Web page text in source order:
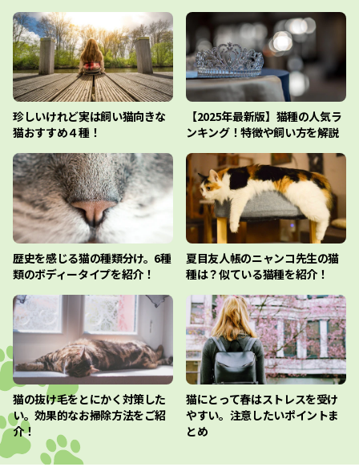
珍しいけれど実は飼い猫向きな
猫おすすめ４種！
【2025年最新版】猫種の人気ラ
ンキング！特徴や飼い方を解説
歴史を感じる猫の種類分け。6種
類のボディータイプを紹介！
夏目友人帳のニャンコ先生の猫
種は？似ている猫種を紹介！
猫の抜け毛をとにかく対策した
い。効果的なお掃除方法をご紹
介！
猫にとって春はストレスを受け
やすい。注意したいポイントま
とめ